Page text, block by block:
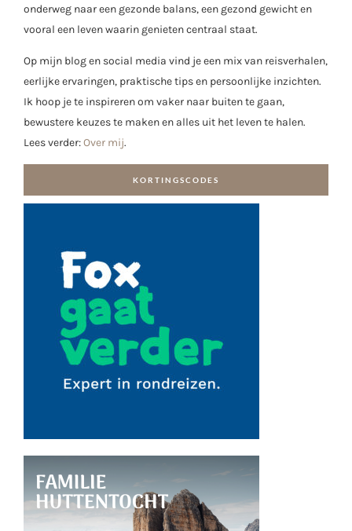
onderweg naar een gezonde balans, een gezond gewicht en
vooral een leven waarin genieten centraal staat.
Op mijn blog en social media vind je een mix van reisverhalen,
eerlijke ervaringen, praktische tips en persoonlijke inzichten.
Ik hoop je te inspireren om vaker naar buiten te gaan,
bewustere keuzes te maken en alles uit het leven te halen.
Lees verder:Over mij.
KORTINGSCODES